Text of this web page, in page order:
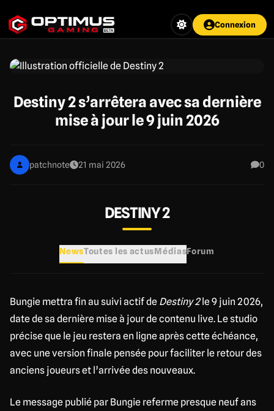
au
contenu
Connexion
Destiny 2 s’arrêtera avec sa dernière
mise à jour le 9 juin 2026
patchnote 21 mai 2026 0
DESTINY 2
NewsToutes les actusMédiasForum
Bungie mettra fin au suivi actif de Destiny 2le 9 juin 2026,
date de sa dernière mise à jour de contenu live. Le studio
précise que le jeu restera en ligne après cette échéance,
avec une version finale pensée pour faciliter le retour des
anciens joueurs et l’arrivée des nouveaux.
Le message publié par Bungie referme presque neuf ans